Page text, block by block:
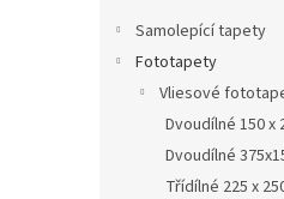
Samolepící tapety
Fototapety
Vliesové
Dvoudílné 150 x
Dvoudílné
Třídílné 225 x